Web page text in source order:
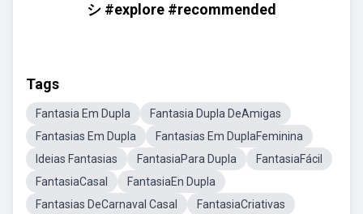
シ #explore #recommended
Tags
Fantasia Em Dupla
Fantasia Dupla DeAmigas
Fantasias Em Dupla
Fantasias Em DuplaFeminina
Ideias Fantasias
FantasiaPara Dupla
FantasiaFácil
FantasiaCasal
FantasiaEn Dupla
Fantasias DeCarnaval Casal
FantasiaCriativas